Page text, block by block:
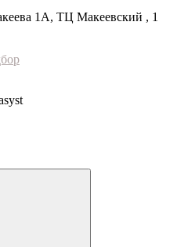
1А, ТЦ Макеевский , 1